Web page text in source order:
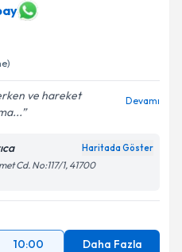
ve hareket
Devamı
Haritada Göster
Cd. No:117/1, 41700
10:00 Daha Fazla